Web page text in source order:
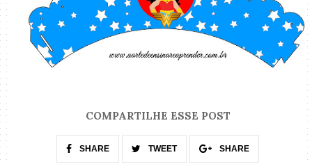
COMPARTILHE ESSE POST
SHARE TWEET SHARE